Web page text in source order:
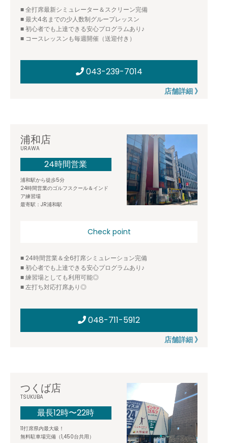
■ 全打席最新シミュレーター＆スクリーン完備
■ 最大4名までの少人数制グループレッスン
■ 初心者でも上達できる安心プログラムあり♪
■ コースレッスンも毎週開催（送迎付き）
043-239-7014
店舗詳細 》
浦和店
URAWA
24時間営業
浦和駅から徒歩5分
24時間営業のゴルフスクール＆インド
ア練習場
最寄駅：JR浦和駅
Check point
■ 24時間営業＆全6打席シミュレーション完備
■ 初心者でも上達できる安心プログラムあり♪
■ 練習場としても利用可能◎
■ 左打ち対応打席あり◎
048-711-5912
店舗詳細 》
つくば店
TSUKUBA
最長12時〜22時
11打席県内最大級！
無料駐車場完備（1,450台共用）